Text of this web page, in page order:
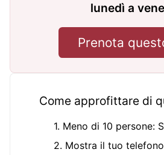
lunedì a
Prenota
Come approfittare di
1. Meno di 10 persone:
2. Mostra il tuo